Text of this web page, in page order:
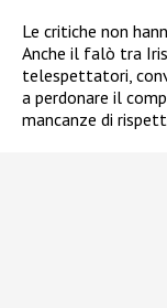
Le critiche non
Anche il falò tra
telespettatori,
a perdonare il
mancanze di